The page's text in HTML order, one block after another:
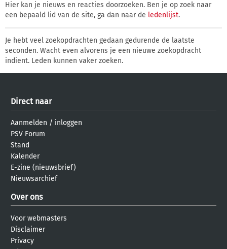
Hier kan je nieuws en reacties doorzoeken. Ben je op zoek naar
een bepaald lid van de site, ga dan naar de ledenlijst.
Je hebt veel zoekopdrachten gedaan gedurende de laatste
seconden. Wacht even alvorens je een nieuwe zoekopdracht
indient. Leden kunnen vaker zoeken.
Direct naar
Aanmelden / inloggen
PSV Forum
Stand
Kalender
E-zine (nieuwsbrief)
Nieuwsarchief
Over ons
Voor webmasters
Disclaimer
Privacy